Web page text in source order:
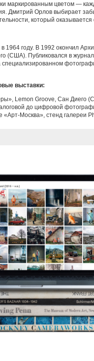
маркированным цветом —
Дмитрий Орлов выбирает
который
1964 году. В 1992 окончил
(США). Публиковался в
выставки:
Lemon Groove, Сан Диего
до цифровой
«Арт-Москва», стенд галереи